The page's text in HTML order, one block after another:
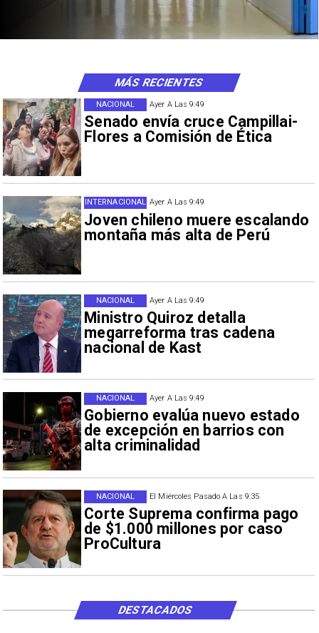
Ayer A Las 9:49
Senado envía cruce Campillai-
Flores a Comisión de Ética
NACIONAL
Ayer A Las 9:49
Joven chileno muere escalando
montaña más alta de Perú
INTERNACIONAL
Ayer A Las 9:49
Ministro Quiroz detalla
megarreforma tras cadena
nacional de Kast
NACIONAL
Ayer A Las 9:49
Gobierno evalúa nuevo estado
de excepción en barrios con
alta criminalidad
NACIONAL
El Miércoles Pasado A Las 9:35
Corte Suprema confirma pago
de $1.000 millones por caso
ProCultura
NACIONAL
MÁS RECIENTES
DESTACADOS